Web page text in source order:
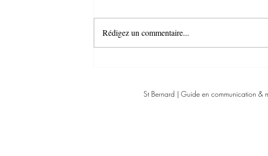
est votre meilleur atout
commercial
Rédigez un commentaire...
St Bernard | Guide en communication &